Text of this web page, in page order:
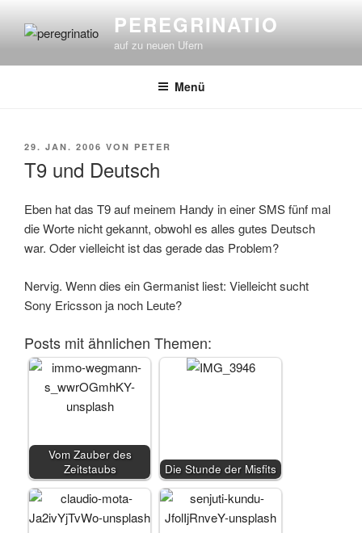
Inhalt
PEREGRINATIO
auf zu neuen Ufern
Menü
VERÖFFENTLICHT
29. JAN. 2006 VON PETER
T9 und Deutsch
Eben hat das T9 auf meinem Handy in einer SMS fünf mal
die Worte nicht gekannt, obwohl es alles gutes Deutsch
war. Oder vielleicht ist das gerade das Problem?
Nervig. Wenn dies ein Germanist liest: Vielleicht sucht
Sony Ericsson ja noch Leute?
Posts mit ähnlichen Themen:
Vom Zauber des
Zeitstaubs
Die Stunde der Misfits